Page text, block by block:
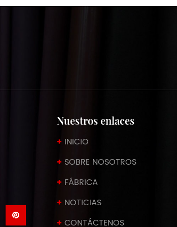
Nuestros enlaces
INICIO
SOBRE NOSOTROS
FÁBRICA
NOTICIAS
CONTÁCTENOS